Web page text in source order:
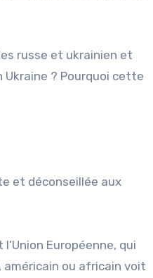
russe et ukrainien et
? Pourquoi cette
et déconseillée aux
Européenne, qui
ou africain voit